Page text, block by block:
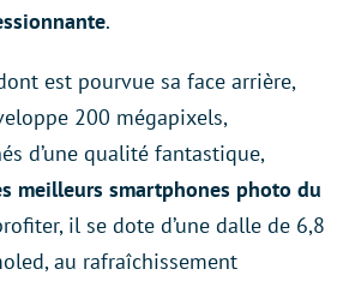
.
est pourvue sa face arrière,
200 mégapixels,
d’une qualité fantastique,
meilleurs smartphones photo du
il se dote d’une dalle de 6,8
au rafraîchissement